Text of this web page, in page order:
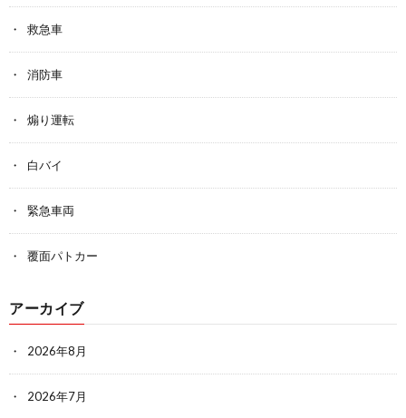
救急車
消防車
煽り運転
白バイ
緊急車両
覆面パトカー
アーカイブ
2026年8月
2026年7月